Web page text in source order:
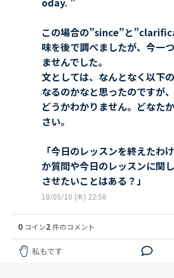
この場合の”since”と
味を後で調べましたが、今一
ませんでした。
文としては、なんとなく以下
なるのかなと思ったのですが
どうかわかりません。どなた
さい。
「今日のレッスンを終えたわ
か質問や今日のレッスンに関
させたいことはある？」
18/05/10 (木) 22:58
0 コイン2件のコメント
私もです